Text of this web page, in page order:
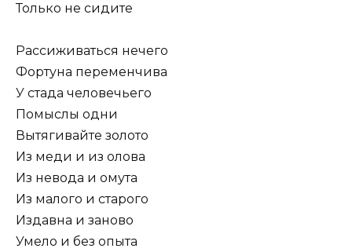
Только не сидите
Рассиживаться нечего
Фортуна переменчива
У стада человечьего
Помыслы одни
Вытягивайте золото
Из меди и из олова
Из невода и омута
Из малого и старого
Издавна и заново
Умело и без опыта